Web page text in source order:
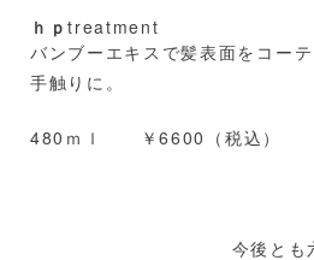
ｈｐtreatment
バンブーエキスで髪表面をコー
手触りに。
480ｍｌ ￥6600（税込）
今後とも